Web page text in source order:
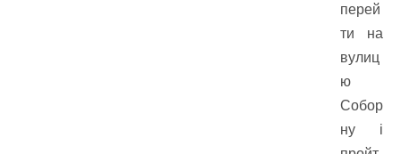
перей
ти на
вулиц
ю
Собор
ну і